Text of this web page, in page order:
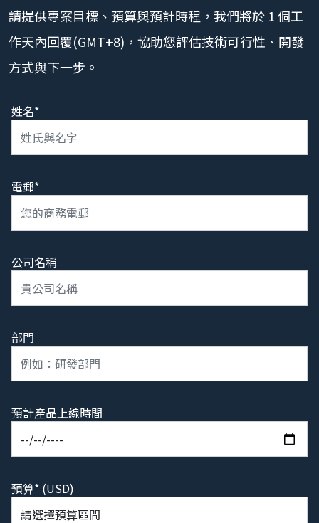
請提供專案目標、預算與預計時程，我們將於 1 個工
作天內回覆(GMT+8)，協助您評估技術可行性、開發
方式與下一步。
姓名*
電郵*
公司名稱
部門
預計產品上線時間
預算* (USD)